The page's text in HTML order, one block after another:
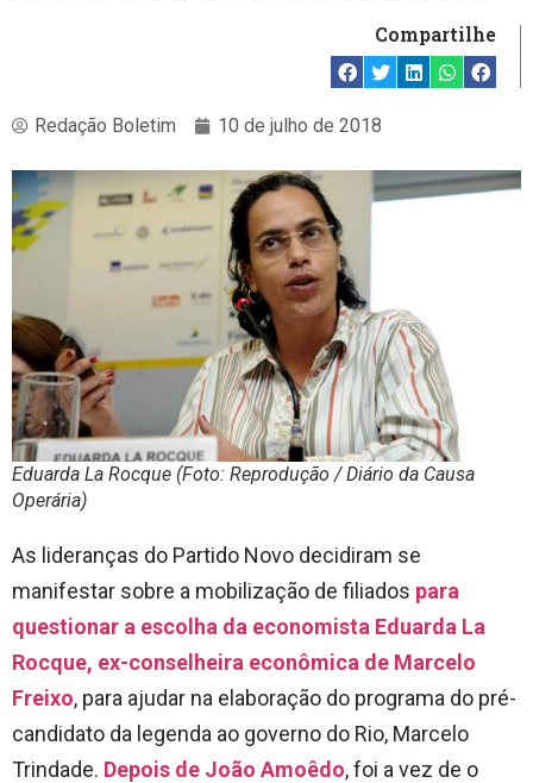
Compartilhe
Redação Boletim 10 de julho de 2018
Eduarda La Rocque (Foto: Reprodução / Diário da Causa
Operária)
As lideranças do Partido Novo decidiram se
manifestar sobre a mobilização de filiados para
questionar a escolha da economista Eduarda La
Rocque, ex-conselheira econômica de Marcelo
Freixo, para ajudar na elaboração do programa do pré-
candidato da legenda ao governo do Rio, Marcelo
Trindade. Depois de João Amoêdo, foi a vez de o